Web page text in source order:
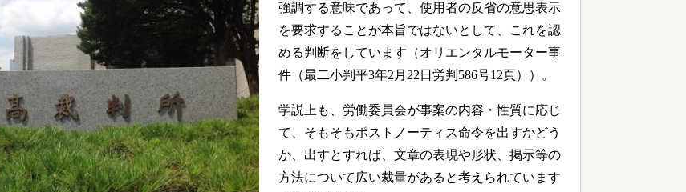
強調する意味であって、使用者の反省の意思表示
を要求することが本旨ではないとして、これを認
める判断をしています（オリエンタルモーター事
件（最二小判平3年2月22日労判586号12頁））。
学説上も、労働委員会が事案の内容・性質に応じ
て、そもそもポストノーティス命令を出すかどう
か、出すとすれば、文章の表現や形状、掲示等の
方法について広い裁量があると考えられています